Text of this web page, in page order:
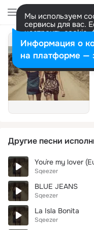
Мы используем
сервисы для вас.
настроить
представитель.
Разрешить все
Другие песни
You`re my lover
Sqeezer
BLUE JEANS
Sqeezer
La Isla Bonita
Sqeezer
Информация о
на платформе —